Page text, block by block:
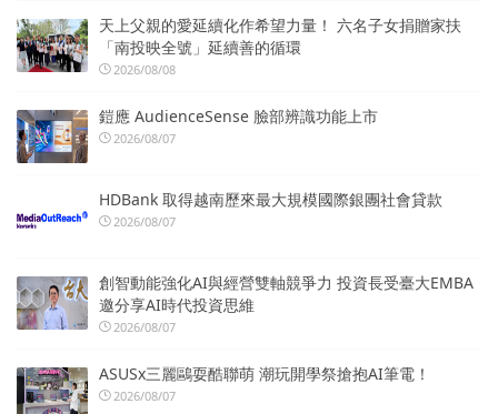
天上父親的愛延續化作希望力量！ 六名子女捐贈家扶
「南投映全號」延續善的循環
2026/08/08
鎧應 AudienceSense 臉部辨識功能上市
2026/08/07
HDBank 取得越南歷來最大規模國際銀團社會貸款
2026/08/07
創智動能強化AI與經營雙軸競爭力 投資長受臺大EMBA
邀分享AI時代投資思維
2026/08/07
ASUSx三麗鷗耍酷聯萌 潮玩開學祭搶抱AI筆電！
2026/08/07